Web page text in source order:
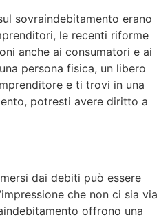
sovraindebitamento erano
le recenti riforme
anche ai consumatori e ai
persona fisica, un libero
e ti trovi in una
potresti avere diritto a
dai debiti può essere
che non ci sia via
offrono una